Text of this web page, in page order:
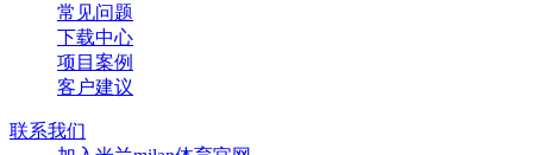
常见问题
下载中心
项目案例
客户建议
联系我们